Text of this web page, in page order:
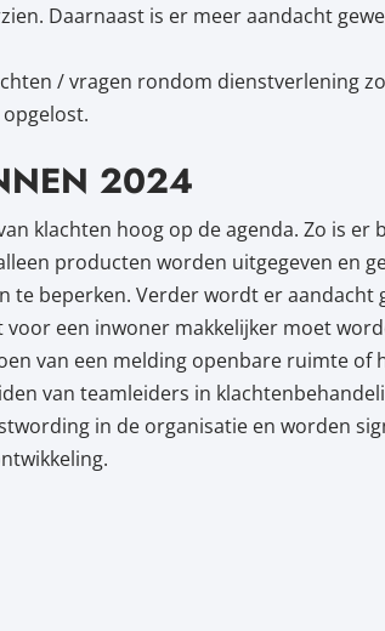
Daarnaast is er meer aandacht
/ vragen rondom dienstverlening
2024
klachten hoog op de agenda. Zo is er
producten worden uitgegeven en
te beperken. Verder wordt er aandacht
een inwoner makkelijker moet
van een melding openbare ruimte of
van teamleiders in
in de organisatie en worden